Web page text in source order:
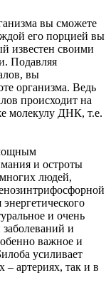
вы сможете
его порцией вы
известен своими
Подавляя
вы
организма. Ведь
происходит на
молекулу ДНК, т.е.
и остроты
людей,
и очень
и
важное и
усиливает
артериях, так и в